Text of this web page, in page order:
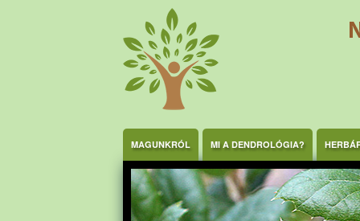
MAGUNKRÓL MI A DENDROLÓGIA?